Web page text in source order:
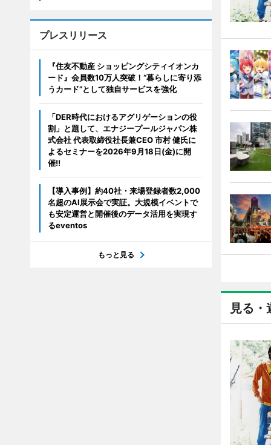
見る・
プレスリリース
『住友不動産 ショッピングシティイオンカ
ード』会員数10万人突破！“暮らしに寄り添
うカード”として独自サービスを強化
「DER時代におけるアグリゲーションの役
割」と題して、エナジープールジャパン株
式会社 代表取締役社長兼CEO 市村 健氏に
よるセミナーを2026年9月18日(金)に開
催!!
【導入事例】約40社・来場登録者数2,000
名超のAI展示会で実証。大規模イベントで
も安定運営と開催後のデータ活用を実現す
るeventos
もっと見る